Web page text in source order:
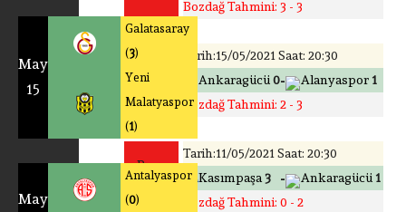
Bozdağ Tahmini: 3 - 3
Tarih:15/05/2021 Saat: 20:30
Ankaragücü 0- Alanyaspor1
Bozdağ Tahmini: 2 - 3
Puan
Tarih:11/05/2021 Saat: 20:30
Kasımpaşa3 - Ankaragücü 1
Bozdağ Tahmini: 0 - 2
May
15
Galatasaray
(3)
Yeni
Malatyaspor
(1)
May
Antalyaspor
(0)